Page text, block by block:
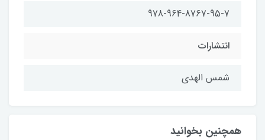
978-964-8767-95-7
انتشارات
شمس الهدی
همچنین بخوانید